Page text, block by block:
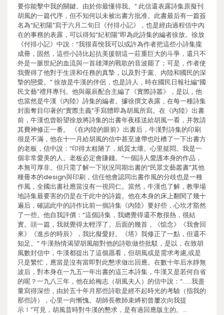
要你能擊中我的關鍵。由於你最懂得我。” 此信還表露詩集原擬刊
胡風的一篇代序，但不知何以未被出書方批准。此書最后有一篇簽
名為“紀初陽”寫于六月二旬日《付排小記》，也是經由過程信中內
在的事務的表露，可以得知“紀初陽”即為此詩集的編者徐放。徐放
《付排小記》中說：“我很喜悅我可以或許為作者把這些小詩集攏
成冊，固然，這些小詩比起抗美援朝這一莊重巨大的斗爭，還只不
外是一脈世紀的血流與一首雄渾的戰歌的音波罷了；可是，作者使
我覺得了他對于生涯和任務的真摯，以及對于黨、內陸和國民的深
摯的戀愛。” 徐放是牛漢的伴侶，也是詩人，時在國民日報社編“國
民文藝”禮拜專刊。他與嚴辰配合主編了《實際詩叢》，是以，他
也當然是牛漢《內陸》詩集的編者。據徐撰文表露，在每一種詩集
封面奪目印著的“實際主義”手寫體即為胡風所寫。在《內陸》出書
前，牛漢也曾盼望徐放將詩集的出書年夜樣送給胡風一看，并敦請
其費神修正一番。 《在內陸的眼前》出書后，牛漢對詩集的印刷
很是不滿，他在十一月給胡風的信中甚至連帶也吐槽了一下出書方
的老板，信中說：“印得太粗陋了，紙質太壞。心里挺悶。我是一
個非常愛美的人。老板必定會賺錢。”一個詩人愛護本身的作品，
本無可厚非。但只需了解一下狀況同期出書的“民眾文藝叢書”其他
種冊本的design與印刷，信任他會認同出書作風的分歧也是一種
作風，全國出書社應當沒有一視同仁。當然，牛漢也了解，教學場
地詩集最要害的仍是在于此中的詩篇。他在本身的床上翻閱了幾十
遍后，確認此中的詩作比前一個詩集《內陸》要好些，心坎才豁然
了一些。他自我評價：“這個詩集，我總覺得還不敷很熱，很結
實。頭一篇，我就覺得太輕浮了。后面的幾首，《惦念》《我會回
來》《進步的時辰》，我比擬愛好。《塔》我修正了一點，但還不
知足。” 牛漢熱情渴望胡風能對他的詩歌做些批駁，是以，在致胡
風數封信中，牛漢都提出了這個愿看，但胡風或是需求考慮,或是
只是繁忙，應當是沒有當即對此懇求做出回應。在數十年后水靜無
波后，對本身在一九五一年出書的這三本詩集，牛漢又是若何自省
的呢？一九八三年，他在給梅志（胡風夫人）的信中說：“……我盡
量寫得深些，由於五十年月那些詩歌是經不起時光的考驗（指我的
那些詩），心里一向慚愧。胡師長教師束縛初曾屢次向我提
示！”可見，胡風昔時對牛漢的懇求，是有過回應版主的。…